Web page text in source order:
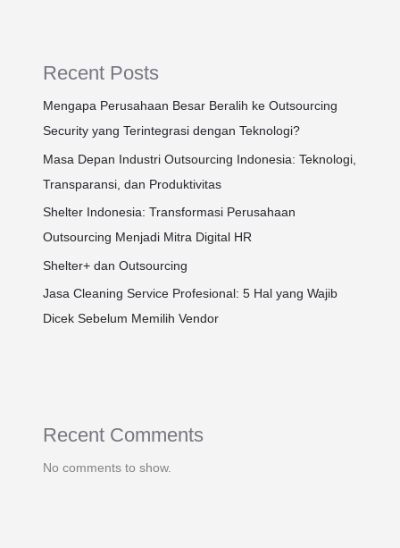
Recent Posts
Mengapa Perusahaan Besar Beralih ke Outsourcing
Security yang Terintegrasi dengan Teknologi?
Masa Depan Industri Outsourcing Indonesia: Teknologi,
Transparansi, dan Produktivitas
Shelter Indonesia: Transformasi Perusahaan
Outsourcing Menjadi Mitra Digital HR
Shelter+ dan Outsourcing
Jasa Cleaning Service Profesional: 5 Hal yang Wajib
Dicek Sebelum Memilih Vendor
Recent Comments
No comments to show.